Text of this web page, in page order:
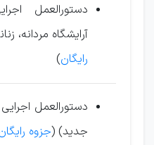
دستورالعمل اجرای
آرایشگاه مردانه،
رایگان)
دستورالعمل اجرایی
جدید) (جزوه